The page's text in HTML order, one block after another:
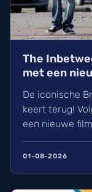
The
met een
De iconische
keert terug!
een nieuwe
Joe Thomas,
hernemen hun
01-08-2026